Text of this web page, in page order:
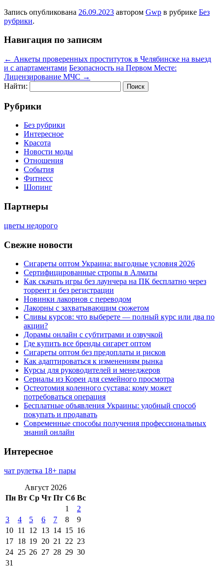
Запись опубликована 26.09.2023 автором Gwp в рубрике Без
рубрики.
Навигация по записям
← Анкеты проверенных проституток в Челябинске на выезд
и с апартаментами Безопасность на Первом Месте:
Лицензирование МЧС →
Найти:
Рубрики
Без рубрики
Интересное
Красота
Новости моды
Отношения
События
Фитнесс
Шопинг
Партнеры
цветы недорого
Свежие новости
Сигареты оптом Украина: выгодные условия 2026
Сертифицированные стропы в Алматы
Как скачать игры без лаунчера на ПК бесплатно через
торрент и без регистрации
Новинки лакорнов с переводом
Лакорны с захватывающим сюжетом
Сливы курсов: что выберете — полный курс или два по
акции?
Дорамы онлайн с субтитрами и озвучкой
Где купить все бренды сигарет оптом
Сигареты оптом без предоплаты и рисков
Как адаптироваться к изменениям рынка
Курсы для руководителей и менеджеров
Сериалы из Кореи для семейного просмотра
Остеотомия коленного сустава: кому может
потребоваться операция
Бесплатные объявления Украины: удобный способ
покупать и продавать
Современные способы получения профессиональных
знаний онлайн
Интересное
чат рулетка 18+ пары
Август 2026
Пн Вт Ср Чт Пт Сб Вс
1
2
3
4 5 6 7 8
9
10 11 12 13 14 15 16
17 18 19 20 21 22 23
24 25 26 27 28 29 30
31